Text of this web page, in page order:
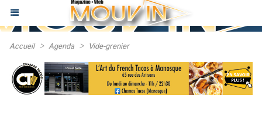
Accueil > Agenda > Vide-grenier